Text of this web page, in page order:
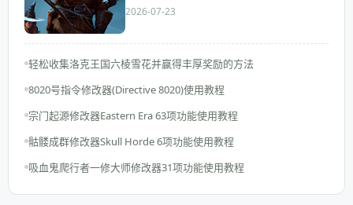
2026-07-23
轻松收集洛克王国六棱雪花并赢得丰厚奖励的方法
8020号指令修改器(Directive 8020)使用教程
宗门起源修改器Eastern Era 63项功能使用教程
骷髅成群修改器Skull Horde 6项功能使用教程
吸血鬼爬行者一修大师修改器31项功能使用教程